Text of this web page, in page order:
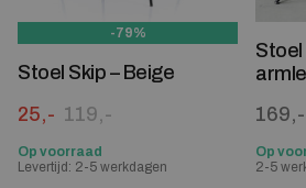
-79%
Stoel Skip – Beige
119,-
Oorspronkelijke prijs was: 119,-.
25,-
Huidige prijs is: 25,-.
Op voorraad
Levertijd: 2-5 werkdagen
Stoel
169,-
Op
2-5